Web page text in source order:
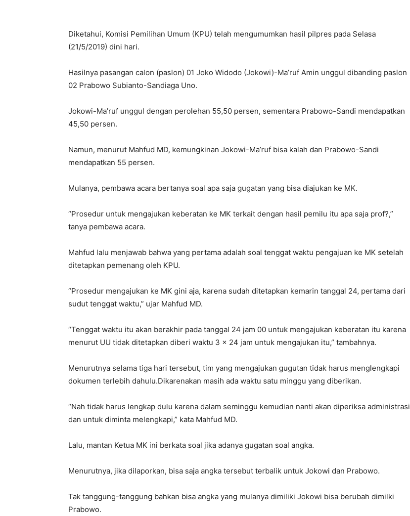
Diketahui, Komisi Pemilihan Umum (KPU) telah mengumumkan hasil pilpres pada Selasa
(21/5/2019) dini hari.
Hasilnya pasangan calon (paslon) 01 Joko Widodo (Jokowi)-Ma’ruf Amin unggul dibanding paslon
02 Prabowo Subianto-Sandiaga Uno.
Jokowi-Ma’ruf unggul dengan perolehan 55,50 persen, sementara Prabowo-Sandi mendapatkan
45,50 persen.
Namun, menurut Mahfud MD, kemungkinan Jokowi-Ma’ruf bisa kalah dan Prabowo-Sandi
mendapatkan 55 persen.
Mulanya, pembawa acara bertanya soal apa saja gugatan yang bisa diajukan ke MK.
“Prosedur untuk mengajukan keberatan ke MK terkait dengan hasil pemilu itu apa saja prof?,”
tanya pembawa acara.
Mahfud lalu menjawab bahwa yang pertama adalah soal tenggat waktu pengajuan ke MK setelah
ditetapkan pemenang oleh KPU.
“Prosedur mengajukan ke MK gini aja, karena sudah ditetapkan kemarin tanggal 24, pertama dari
sudut tenggat waktu,” ujar Mahfud MD.
“Tenggat waktu itu akan berakhir pada tanggal 24 jam 00 untuk mengajukan keberatan itu karena
menurut UU tidak ditetapkan diberi waktu 3 x 24 jam untuk mengajukan itu,” tambahnya.
Menurutnya selama tiga hari tersebut, tim yang mengajukan gugutan tidak harus menglengkapi
dokumen terlebih dahulu.Dikarenakan masih ada waktu satu minggu yang diberikan.
“Nah tidak harus lengkap dulu karena dalam seminggu kemudian nanti akan diperiksa administrasi
dan untuk diminta melengkapi,” kata Mahfud MD.
Lalu, mantan Ketua MK ini berkata soal jika adanya gugatan soal angka.
Menurutnya, jika dilaporkan, bisa saja angka tersebut terbalik untuk Jokowi dan Prabowo.
Tak tanggung-tanggung bahkan bisa angka yang mulanya dimiliki Jokowi bisa berubah dimilki
Prabowo.